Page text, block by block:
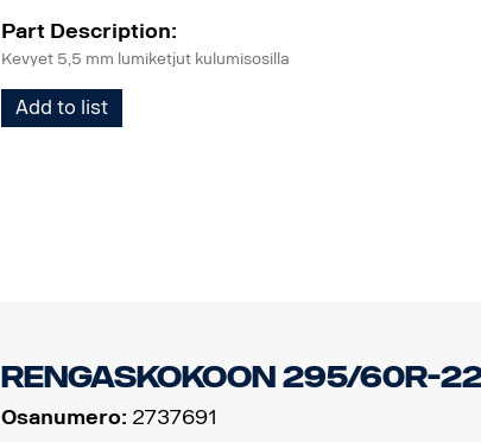
Part Description:
Kevyet 5,5 mm lumiketjut kulumisosilla
Add to list
Rengaskokoon 295/60R-
Osanumero: 2737691